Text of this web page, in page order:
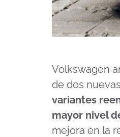
Volkswagen
de dos
variantes
mayor nivel
mejora en la